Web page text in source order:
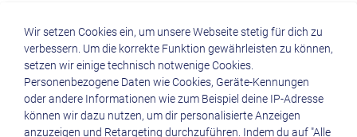
Quicklinks
Wir setzen Cookies ein, um unsere Webseite stetig für dich zu
verbessern. Um die korrekte Funktion gewährleisten zu können,
setzen wir einige technisch notwenige Cookies.
Personenbezogene Daten wie Cookies, Geräte-Kennungen
oder andere Informationen wie zum Beispiel deine IP-Adresse
können wir dazu nutzen, um dir personalisierte Anzeigen
anzuzeigen und Retargeting durchzuführen. Indem du auf "Alle